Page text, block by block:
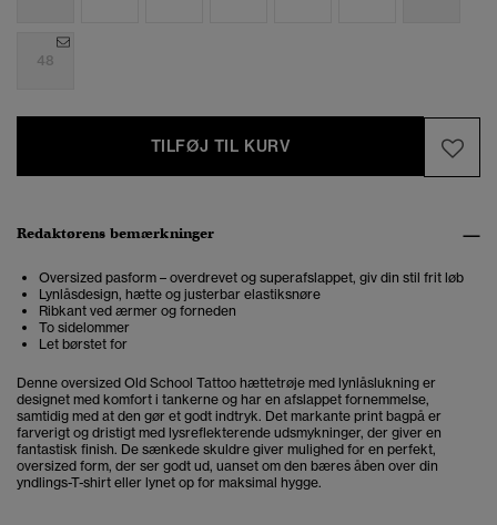
48
TILFØJ TIL KURV
Redaktørens bemærkninger
Oversized pasform – overdrevet og superafslappet, giv din stil frit løb
Lynlåsdesign, hætte og justerbar elastiksnøre
Ribkant ved ærmer og forneden
To sidelommer
Let børstet for
Denne oversized Old School Tattoo hættetrøje med lynlåslukning er
designet med komfort i tankerne og har en afslappet fornemmelse,
samtidig med at den gør et godt indtryk. Det markante print bagpå er
farverigt og dristigt med lysreflekterende udsmykninger, der giver en
fantastisk finish. De sænkede skuldre giver mulighed for en perfekt,
oversized form, der ser godt ud, uanset om den bæres åben over din
yndlings-T-shirt eller lynet op for maksimal hygge.